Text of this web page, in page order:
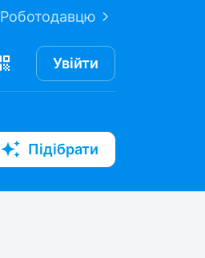
Роботодавцю
Увійти
Підібрати